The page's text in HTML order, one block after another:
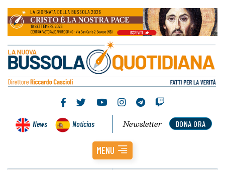
News Noticias DONA ORA
Newsletter
MENU